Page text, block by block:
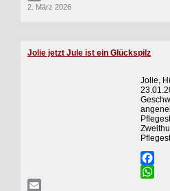
Copy
2. März 2026
Jolie jetzt Jule ist ein Glückspilz
Jolie,
WhatsApp